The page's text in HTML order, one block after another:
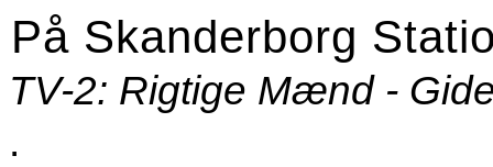
På Skanderborg
TV-2: Rigtige Mænd -
.